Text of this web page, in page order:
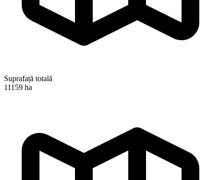
Suprafață totală
11159 ha